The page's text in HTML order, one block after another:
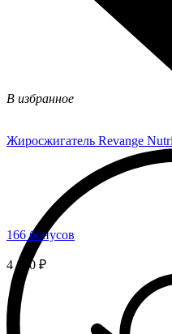
В избранное
Жиросжигатель Revange
166 бонусов
4 150 ₽